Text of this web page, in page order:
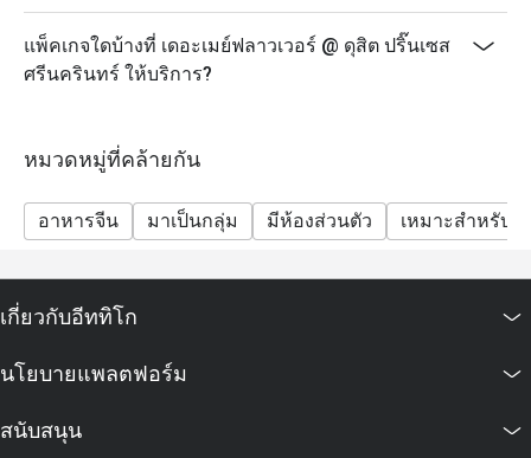
แพ็คเกจใดบ้างที่ เดอะเมย์ฟลาวเวอร์ @ ดุสิต ปริ๊นเซส
ศรีนครินทร์ ให้บริการ?
หมวดหมู่ที่คล้ายกัน
อาหารจีน มาเป็นกลุ่ม มีห้องส่วนตัว เหมาะสำหรับเ
เกี่ยวกับอีททิโก
นโยบายแพลตฟอร์ม
สนับสนุน